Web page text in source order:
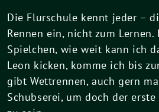
Die Flurschule kennt jeder –
Rennen ein, nicht zum Lernen.
Spielchen, wie weit kann ich
Leon kicken, komme ich bis
gibt Wettrennen, auch gern
Schubserei, um doch der